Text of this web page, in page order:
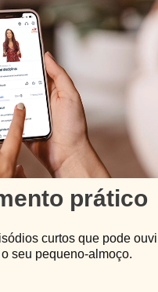
prático
curtos que pode
seu pequeno-almoço.